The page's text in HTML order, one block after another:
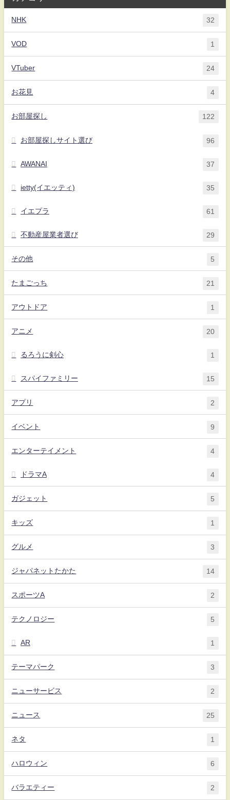
NHK 32
VOD 1
VTuber 24
お花見 4
お部屋探し 122
お部屋探しサイト選び 96
AWANAI 37
ietty(イエッティ) 35
イエプラ 61
不動産屋業者選び 29
その他 5
たまごっち 21
アウトドア 1
アニメ 20
るろうに剣心 1
スパイファミリー 15
アプリ 2
イベント 9
エンターテイメント 4
ドラマA 4
ガジェット 5
キッズ 1
グルメ 3
ジャパネットたかた 14
スポーツA 2
テクノロジー 5
AR 1
テーマパーク 3
ニューサービス 2
ニュース 25
ネタ 1
ハロウィン 6
バラエティー 2